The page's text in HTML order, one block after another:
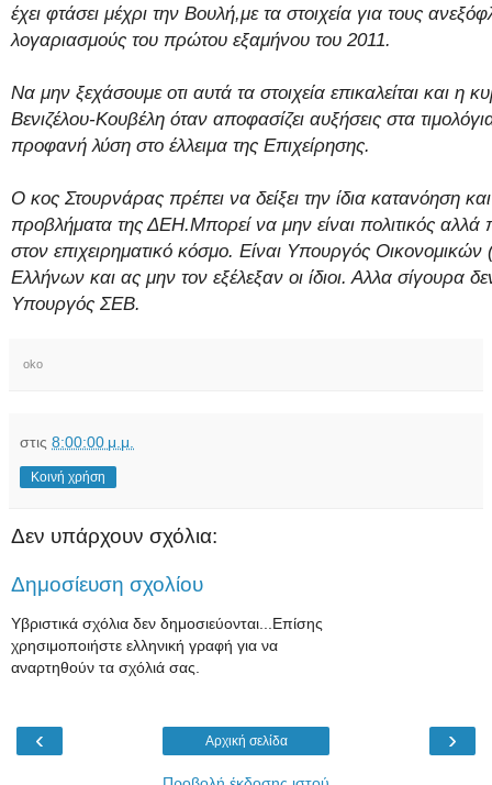
έχει φτάσει μέχρι την Βουλή,με τα στοιχεία για τους
λογαριασμούς του πρώτου εξαμήνου του 2011.
Να μην ξεχάσουμε οτι αυτά τα στοιχεία επικαλείται και η
Βενιζέλου-Κουβέλη όταν αποφασίζει αυξήσεις στα
προφανή λύση στο έλλειμα της Επιχείρησης.
Ο κος Στουρνάρας πρέπει να δείξει την ίδια κατανόηση
προβλήματα της ΔΕΗ.Μπορεί να μην είναι πολιτικός αλλά
στον επιχειρηματικό κόσμο. Είναι Υπουργός
Ελλήνων και ας μην τον εξέλεξαν οι ίδιοι. Αλλα σίγουρα
Υπουργός ΣΕΒ.
oko
στις 8:00:00 μ.μ.
Κοινή χρήση
Δεν υπάρχουν σχόλια:
Δημοσίευση σχολίου
Υβριστικά σχόλια δεν δημοσιεύονται...Επίσης
χρησιμοποιήστε ελληνική γραφή για να
αναρτηθούν τα σχόλιά σας.
‹ ›
Αρχική σελίδα